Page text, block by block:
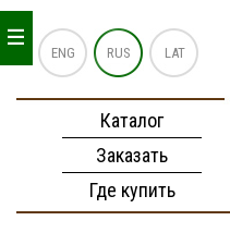
ENG RUS LAT
Каталог
Заказать
Где купить
_
_
_